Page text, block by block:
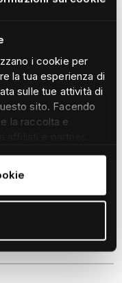
i cookie per
la tua esperienza di
sulle tue attività di
sito. Facendo
la raccolta e